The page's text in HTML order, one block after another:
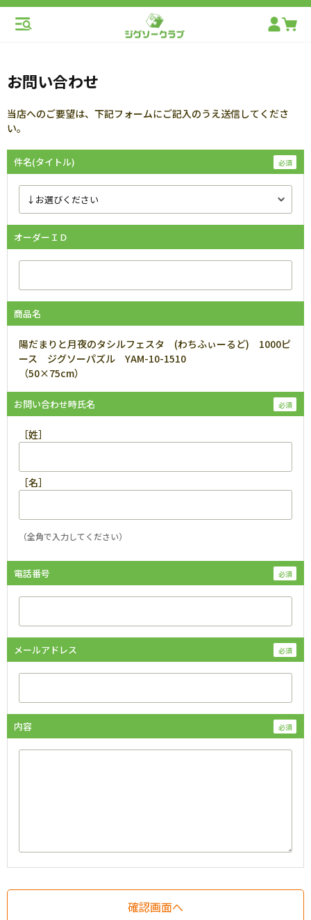
お問い合わせ
当店へのご要望は、下記フォームにご記入のうえ送信してくださ
い。
件名(タイトル)
オーダーＩＤ
商品名
陽だまりと月夜のタシルフェスタ (わちふぃーるど) 1000ピ
ース ジグソーパズル YAM-10-1510
（50×75cm）
お問い合わせ時氏名
［姓］
［名］
（全角で入力してください）
電話番号
メールアドレス
内容